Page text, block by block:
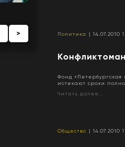
> Политика | 14.07.2010
Фонд
истекают сроки
Читать далее...
Общество | 14.07.2010